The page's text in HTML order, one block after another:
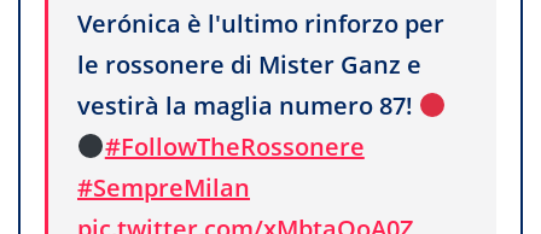
Verónica è l'ultimo rinforzo per
le rossonere di Mister Ganz e
vestirà la maglia numero 87!
#FollowTheRossonere
#SempreMilan